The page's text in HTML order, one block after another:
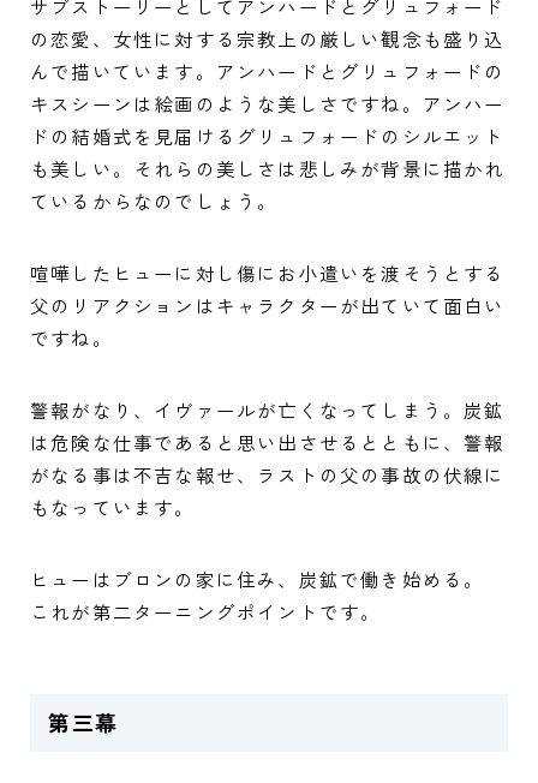
サブストーリーとしてアンハードとグリュフォード
の恋愛、女性に対する宗教上の厳しい観念も盛り込
んで描いています。アンハードとグリュフォードの
キスシーンは絵画のような美しさですね。アンハー
ドの結婚式を見届けるグリュフォードのシルエット
も美しい。それらの美しさは悲しみが背景に描かれ
ているからなのでしょう。
喧嘩したヒューに対し傷にお小遣いを渡そうとする
父のリアクションはキャラクターが出ていて面白い
ですね。
警報がなり、イヴァールが亡くなってしまう。炭鉱
は危険な仕事であると思い出させるとともに、警報
がなる事は不吉な報せ、ラストの父の事故の伏線に
もなっています。
ヒューはブロンの家に住み、炭鉱で働き始める。
これが第二ターニングポイントです。
第三幕